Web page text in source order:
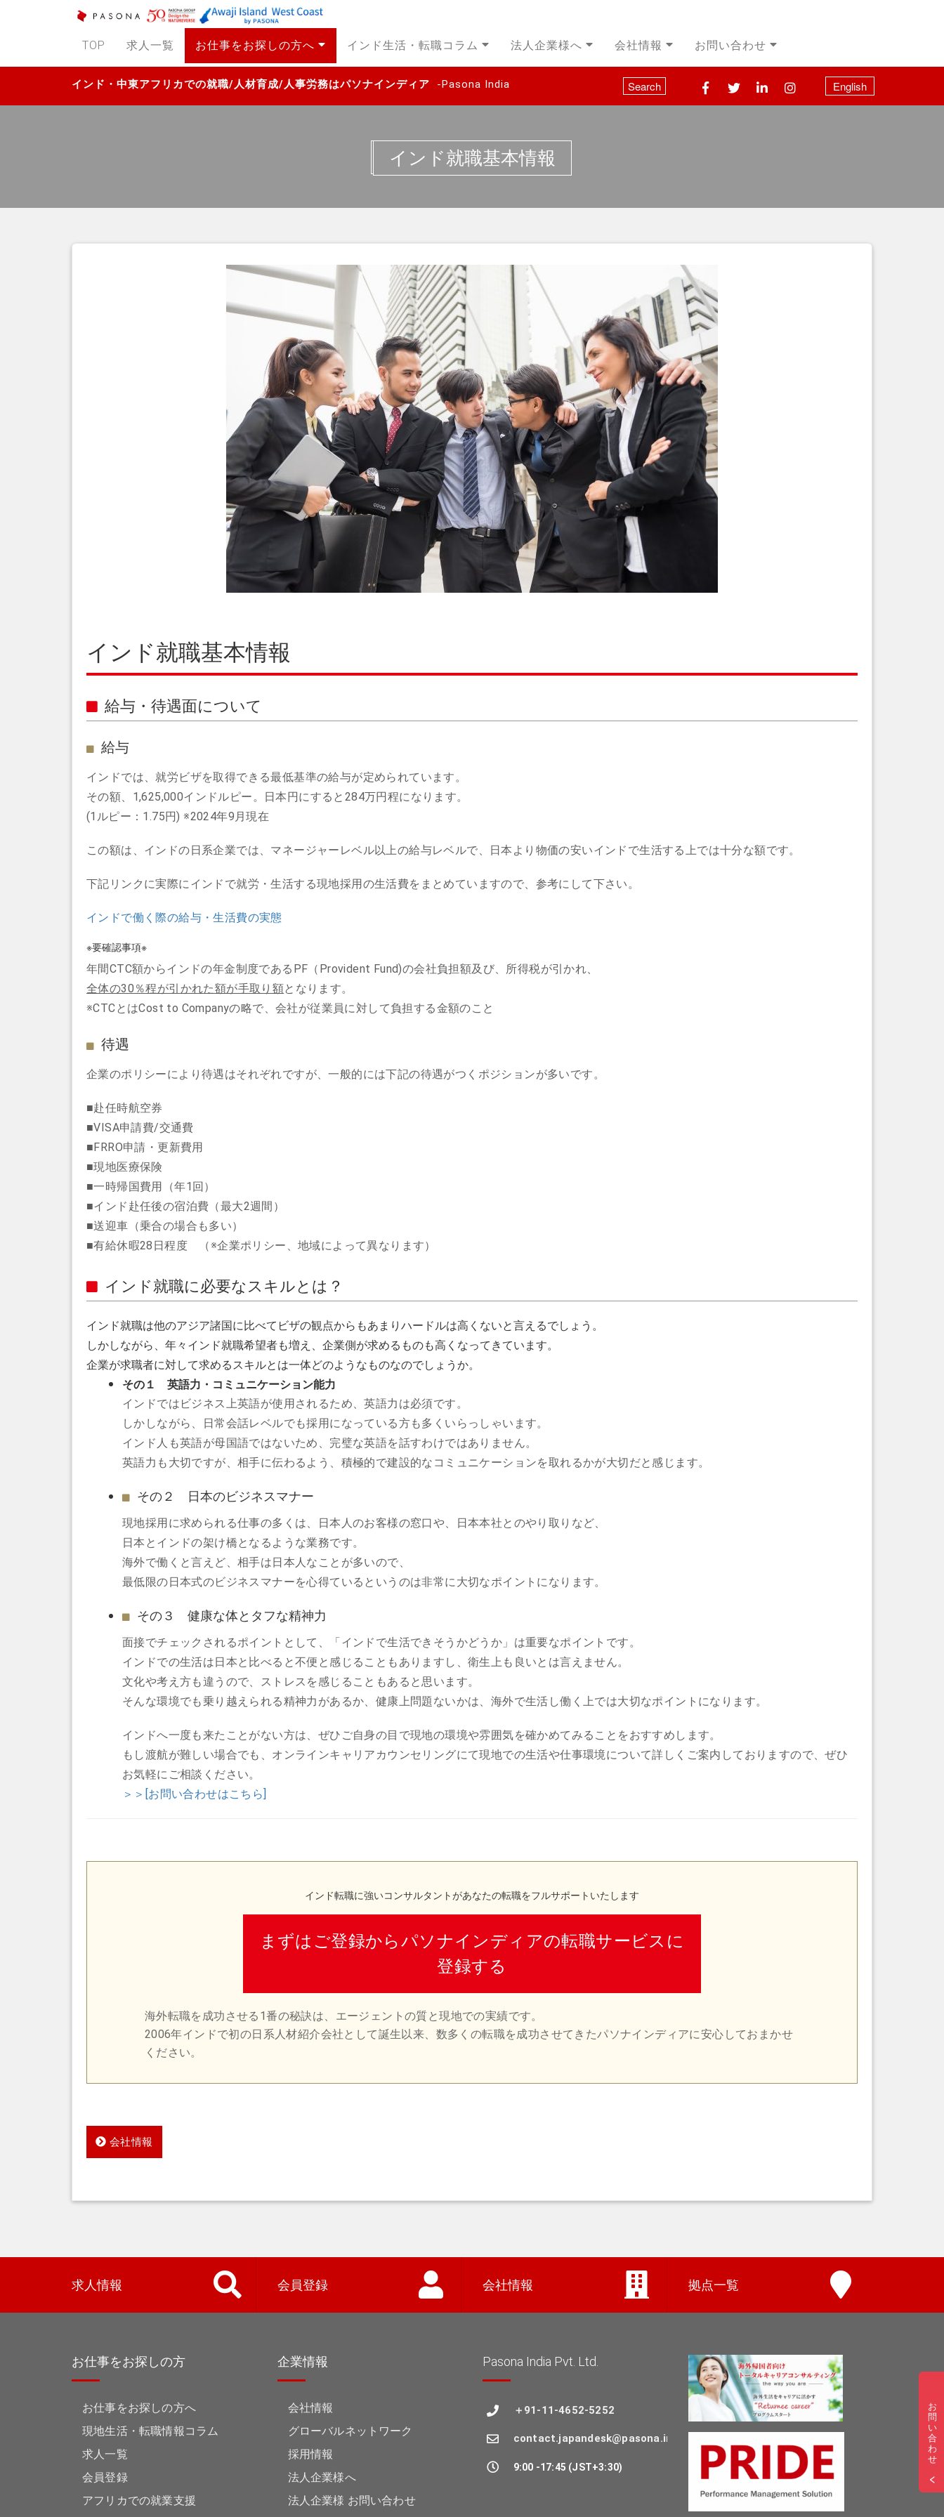
お
問
い
合
わ
せ
TOP 求人一覧 お仕事をお探しの方へ インド生活・転職コラム 法人企業様へ 会社情報 お問い合わせ
インド・中東アフリカでの就職/人材育成/人事労務はパソナインディア -Pasona India Search English
インド就職基本情報
インド就職基本情報
給与・待遇面について
給与
インドでは、就労ビザを取得できる最低基準の給与が定められています。
その額、1,625,000インドルピー。日本円にすると284万円程になります。
(1ルピー：1.75円) ※2024年9月現在
この額は、インドの日系企業では、マネージャーレベル以上の給与レベルで、日本より物価の安いインドで生活する上では十分な額です。
下記リンクに実際にインドで就労・生活する現地採用の生活費をまとめていますので、参考にして下さい。
インドで働く際の給与・生活費の実態
※要確認事項※
年間CTC額からインドの年金制度であるPF（Provident Fund)の会社負担額及び、所得税が引かれ、
全体の30％程が引かれた額が手取り額となります。
※CTCとはCost to Companyの略で、会社が従業員に対して負担する金額のこと
待遇
企業のポリシーにより待遇はそれぞれですが、一般的には下記の待遇がつくポジションが多いです。
■赴任時航空券
■VISA申請費/交通費
■FRRO申請・更新費用
■現地医療保険
■一時帰国費用（年1回）
■インド赴任後の宿泊費（最大2週間）
■送迎車（乗合の場合も多い）
■有給休暇28日程度 （※企業ポリシー、地域によって異なります）
インド就職に必要なスキルとは？
インド就職は他のアジア諸国に比べてビザの観点からもあまりハードルは高くないと言えるでしょう。
しかしながら、年々インド就職希望者も増え、企業側が求めるものも高くなってきています。
企業が求職者に対して求めるスキルとは一体どのようなものなのでしょうか。
その１ 英語力・コミュニケーション能力
インドではビジネス上英語が使用されるため、英語力は必須です。
しかしながら、日常会話レベルでも採用になっている方も多くいらっしゃいます。
インド人も英語が母国語ではないため、完璧な英語を話すわけではありません。
英語力も大切ですが、相手に伝わるよう、積極的で建設的なコミュニケーションを取れるかが大切だと感じます。
その２ 日本のビジネスマナー
現地採用に求められる仕事の多くは、日本人のお客様の窓口や、日本本社とのやり取りなど、
日本とインドの架け橋となるような業務です。
海外で働くと言えど、相手は日本人なことが多いので、
最低限の日本式のビジネスマナーを心得ているというのは非常に大切なポイントになります。
その３ 健康な体とタフな精神力
面接でチェックされるポイントとして、「インドで生活できそうかどうか」は重要なポイントです。
インドでの生活は日本と比べると不便と感じることもありますし、衛生上も良いとは言えません。
文化や考え方も違うので、ストレスを感じることもあると思います。
そんな環境でも乗り越えられる精神力があるか、健康上問題ないかは、海外で生活し働く上では大切なポイントになります。
インドへ一度も来たことがない方は、ぜひご自身の目で現地の環境や雰囲気を確かめてみることをおすすめします。
もし渡航が難しい場合でも、オンラインキャリアカウンセリングにて現地での生活や仕事環境について詳しくご案内しておりますので、ぜひ
お気軽にご相談ください。
＞＞[お問い合わせはこちら]
インド転職に強いコンサルタントがあなたの転職をフルサポートいたします
まずはご登録からパソナインディアの転職サービスに
登録する
海外転職を成功させる1番の秘訣は、エージェントの質と現地での実績です。
2006年インドで初の日系人材紹介会社として誕生以来、数多くの転職を成功させてきたパソナインディアに安心しておまかせ
ください。
会社情報
求人情報 会員登録 会社情報 拠点一覧
お仕事をお探しの方
お仕事をお探しの方へ
現地生活・転職情報コラム
求人一覧
会員登録
アフリカでの就業支援
企業情報
会社情報
グローバルネットワーク
採用情報
法人企業様へ
法人企業様 お問い合わせ
Pasona India Pvt. Ltd.
＋91-11-4652-5252
contact.japandesk@pasona.in
9:00 -17:45 (JST+3:30)